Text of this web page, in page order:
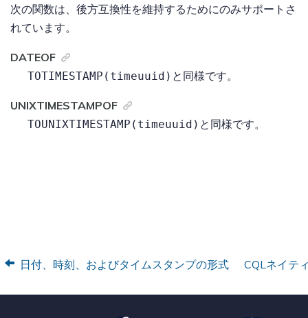
次の関数は、後方互換性を維持するためにのみサポートさ
れています。
DATEOF
TOTIMESTAMP(timeuuid) と同様です。
UNIXTIMESTAMPOF
TOUNIXTIMESTAMP(timeuuid) と同様です。
日付、時刻、およびタイムスタンプの形式 CQLネイテ